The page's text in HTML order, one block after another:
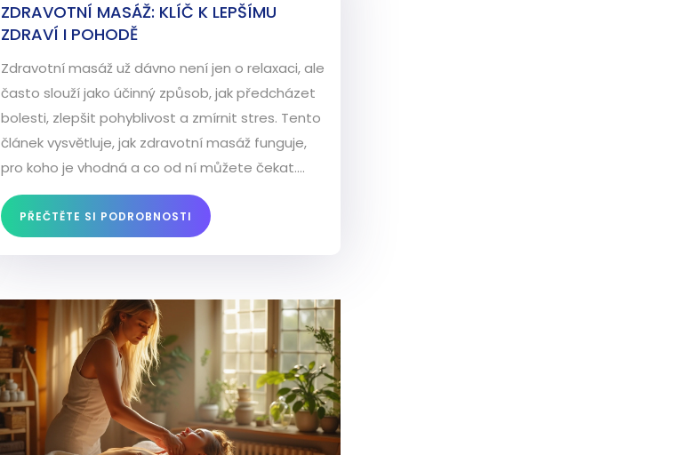
ZDRAVOTNÍ MASÁŽ: KLÍČ K LEPŠÍMU
ZDRAVÍ I POHODĚ
Zdravotní masáž už dávno není jen o relaxaci, ale
často slouží jako účinný způsob, jak předcházet
bolesti, zlepšit pohyblivost a zmírnit stres. Tento
článek vysvětluje, jak zdravotní masáž funguje,
pro koho je vhodná a co od ní můžete čekat.
Najdete zde i tipy, jak vybrat správného maséra
a jaké benefity pravidelné masáže přináší do
každodenního života. Praktické rady ocení všichni,
PŘEČTĚTE SI PODROBNOSTI